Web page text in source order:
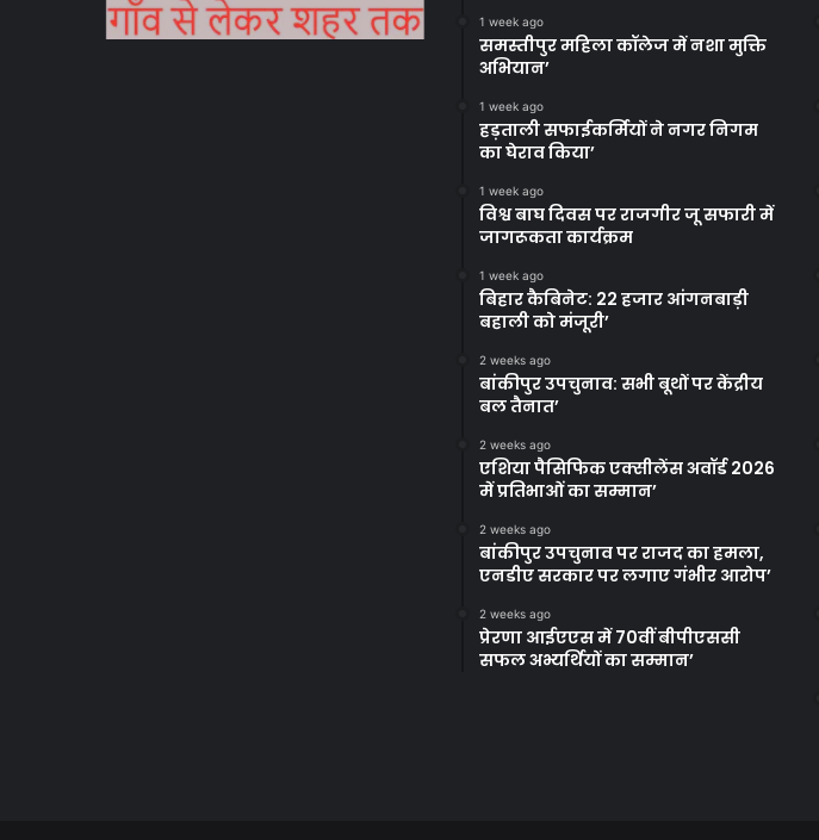
1 week ago
समस्तीपुर महिला कॉलेज में नशा मुक्ति
अभियान’
1 week ago
हड़ताली सफाईकर्मियों ने नगर निगम
का घेराव किया’
1 week ago
विश्व बाघ दिवस पर राजगीर जू सफारी में
जागरूकता कार्यक्रम
1 week ago
बिहार कैबिनेट: 22 हजार आंगनबाड़ी
बहाली को मंजूरी’
2 weeks ago
बांकीपुर उपचुनाव: सभी बूथों पर केंद्रीय
बल तैनात’
2 weeks ago
एशिया पैसिफिक एक्सीलेंस अवॉर्ड 2026
में प्रतिभाओं का सम्मान’
2 weeks ago
बांकीपुर उपचुनाव पर राजद का हमला,
एनडीए सरकार पर लगाए गंभीर आरोप’
2 weeks ago
प्रेरणा आईएएस में 70वीं बीपीएससी
सफल अभ्यर्थियों का सम्मान’